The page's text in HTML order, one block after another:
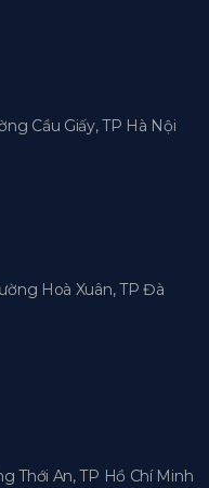
Cầu Giấy, TP Hà Nội
Hoà Xuân, TP Đà
Thới An, TP Hồ Chí Minh